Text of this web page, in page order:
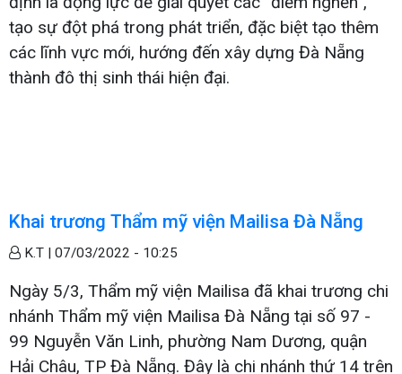
tạo sự đột phá trong phát triển, đặc biệt tạo thêm
các lĩnh vực mới, hướng đến xây dựng Đà Nẵng
thành đô thị sinh thái hiện đại.
Khai trương Thẩm mỹ viện Mailisa Đà Nẵng
K.T | 07/03/2022 - 10:25
Ngày 5/3, Thẩm mỹ viện Mailisa đã khai trương chi
nhánh Thẩm mỹ viện Mailisa Đà Nẵng tại số 97 -
99 Nguyễn Văn Linh, phường Nam Dương, quận
Hải Châu, TP Đà Nẵng. Đây là chi nhánh thứ 14 trên